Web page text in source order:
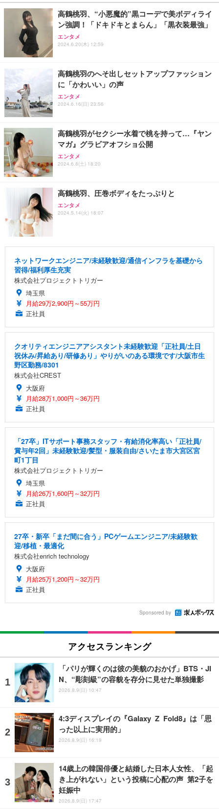
高鶴桃羽、“小悪魔的”黒コーデで美ボディライ
ン強調！「ドキドキとまらん」「黒衣装最強」
エンタメ
2024.6.20(木) 12:59
高鶴桃羽のへそ出しセットアップファッション
に「かわいい」の声
エンタメ
2024.6.16(日) 23:56
高鶴桃羽がセクシー水着で桃を持って…『ヤン
マガ』グラビアオフショ公開
エンタメ
2024.6.8(土) 18:20
高鶴桃羽、圧巻ボディをたっぷりと
エンタメ
2024.5.14(火) 18:07
ネットワークエンジニア/未経験歓迎/通信インフラを基礎から
習得/福利厚生充実
株式会社プロジェクトトリガー
埼玉県
月給29万2,900円～55万円
正社員
クオリティエンジニアアシスタント未経験歓迎「正社員/土日
祝休み/昇給あり/研修あり」やりがいのある環境です/大阪市生
野区勤務/8301
株式会社CREST
大阪府
月給28万1,000円～36万円
正社員
「27卒」ITサポート事務スタッフ・有給消化率高い「正社員/
賞与年2回」未経験歓迎/髪型・服装自由/さいたま市大宮区宮
町1丁目
株式会社プロジェクトトリガー
埼玉県
月給26万1,600円～32万円
正社員
27卒・新卒「まだ間に合う」PCゲームエンジニア/未経験歓
迎/移植・最適化
株式会社enrich technology
大阪府
月給25万1,200円～32万円
正社員
Sponsored by
アクセスランキング
「パリが輝くのは彼の美貌のおかげ」BTS・JI
N、“彫刻級”の容貌を存分に見せた単独撮影
2026.8.9(日) 10:47
4:3ディスプレイの『Galaxy Z Fold8』は「思
った以上に実用的」
2026.8.9(日) 16:19
14歳上の韓国俳優と結婚した日本人女性、「起
き上がれない」という投稿に心配の声 第2子を
妊娠中
2026.8.9(日) 17:47